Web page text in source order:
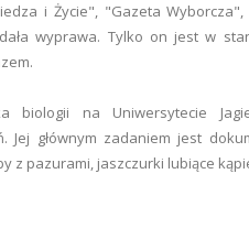
i Życie", "Gazeta
wyprawa. Tylko on jest w
biologii na Uniwersytecie
Jej głównym zadaniem jest
z pazurami, jaszczurki lubiące